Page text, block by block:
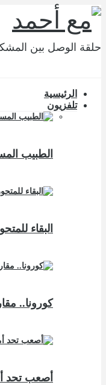
حلقة الوصل بين
الرئيسية
تلفزيون
الطبيب
البقاء
كورونا..
أصعب تحد